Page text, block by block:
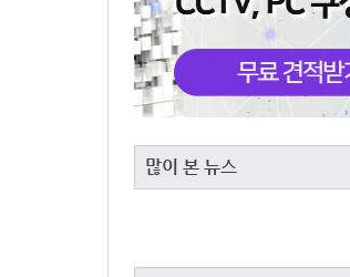
많이 본 뉴스